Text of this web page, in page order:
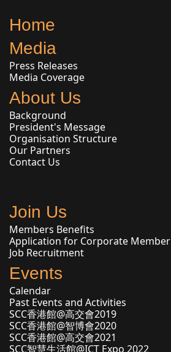
Home
Media
Press Releases
Media Coverage
About Us
Background
President's Message
Organisation Structure
Our Partners
Contact Us
Join Us
Members Benefits
Application for Corporate Member
Job Recruitment
Events
Calendar
Past Events and Activities
SCC香港館@高交會2019
SCC香港館@智博會2020
SCC香港館@高交會2021
SCC智慧生活館@ICT Expo 2022